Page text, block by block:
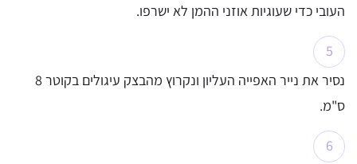
העובי כדי שעוגיות אוזני ההמן לא ישרפו.
נסיר את נייר האפייה העליון ונקרוץ מהבצק עיגולים בקוטר 8
ס"מ.